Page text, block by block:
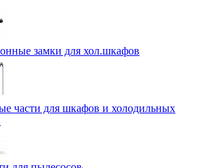
замки для хол.шкафов
части для шкафов и холодильных